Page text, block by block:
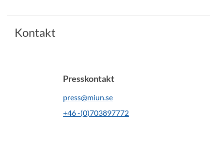
Kontakt
Presskontakt
press@miun.se
+46 -(0)703897772